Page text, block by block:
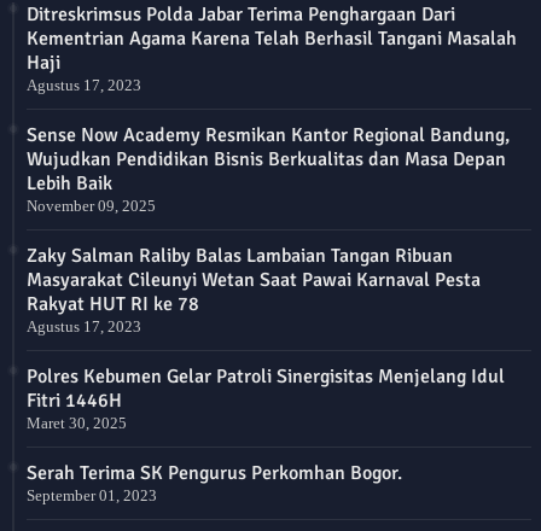
Ditreskrimsus Polda Jabar Terima Penghargaan Dari
Kementrian Agama Karena Telah Berhasil Tangani Masalah
Haji
Agustus 17, 2023
Sense Now Academy Resmikan Kantor Regional Bandung,
Wujudkan Pendidikan Bisnis Berkualitas dan Masa Depan
Lebih Baik
November 09, 2025
Zaky Salman Raliby Balas Lambaian Tangan Ribuan
Masyarakat Cileunyi Wetan Saat Pawai Karnaval Pesta
Rakyat HUT RI ke 78
Agustus 17, 2023
Polres Kebumen Gelar Patroli Sinergisitas Menjelang Idul
Fitri 1446H
Maret 30, 2025
Serah Terima SK Pengurus Perkomhan Bogor.
September 01, 2023